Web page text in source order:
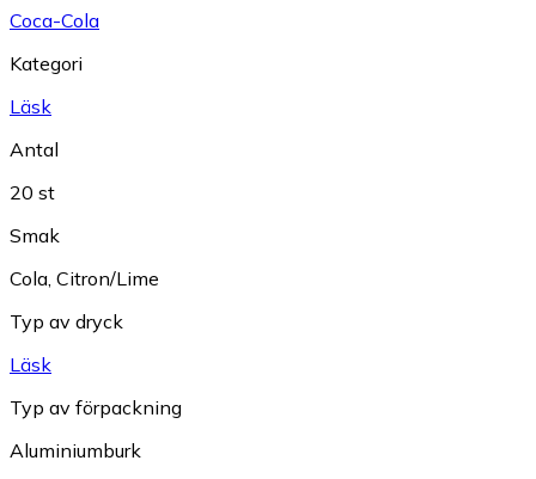
Coca-Cola
Kategori
Läsk
Antal
20 st
Smak
Cola Citron/Lime
Typ av dryck
Läsk
Typ av förpackning
Aluminiumburk